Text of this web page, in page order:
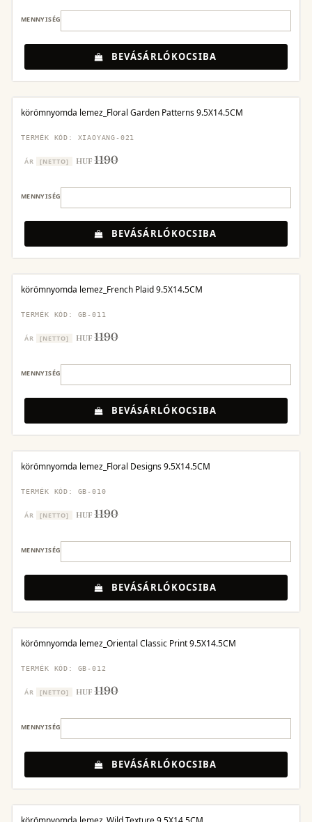
MENNYISÉG
BEVÁSÁRLÓKOCSIBA
körömnyomda lemez_Floral Garden Patterns 9.5X14.5CM
TERMÉK KÓD: XIAOYANG-021
ÁR [NETTO] HUF1190
MENNYISÉG
BEVÁSÁRLÓKOCSIBA
körömnyomda lemez_French Plaid 9.5X14.5CM
TERMÉK KÓD: GB-011
ÁR [NETTO] HUF1190
MENNYISÉG
BEVÁSÁRLÓKOCSIBA
körömnyomda lemez_Floral Designs 9.5X14.5CM
TERMÉK KÓD: GB-010
ÁR [NETTO] HUF1190
MENNYISÉG
BEVÁSÁRLÓKOCSIBA
körömnyomda lemez_Oriental Classic Print 9.5X14.5CM
TERMÉK KÓD: GB-012
ÁR [NETTO] HUF1190
MENNYISÉG
BEVÁSÁRLÓKOCSIBA